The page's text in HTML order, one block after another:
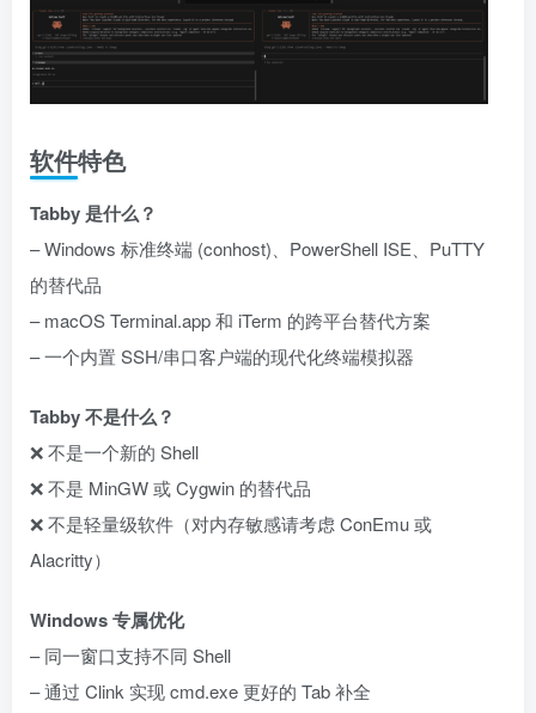
软件特色
Tabby 是什么？
– Windows 标准终端 (conhost)、PowerShell ISE、PuTTY
的替代品
– macOS Terminal.app 和 iTerm 的跨平台替代方案
– 一个内置 SSH/串口客户端的现代化终端模拟器
Tabby 不是什么？
❌ 不是一个新的 Shell
❌ 不是 MinGW 或 Cygwin 的替代品
❌ 不是轻量级软件（对内存敏感请考虑 ConEmu 或
Alacritty）
Windows 专属优化
– 同一窗口支持不同 Shell
– 通过 Clink 实现 cmd.exe 更好的 Tab 补全